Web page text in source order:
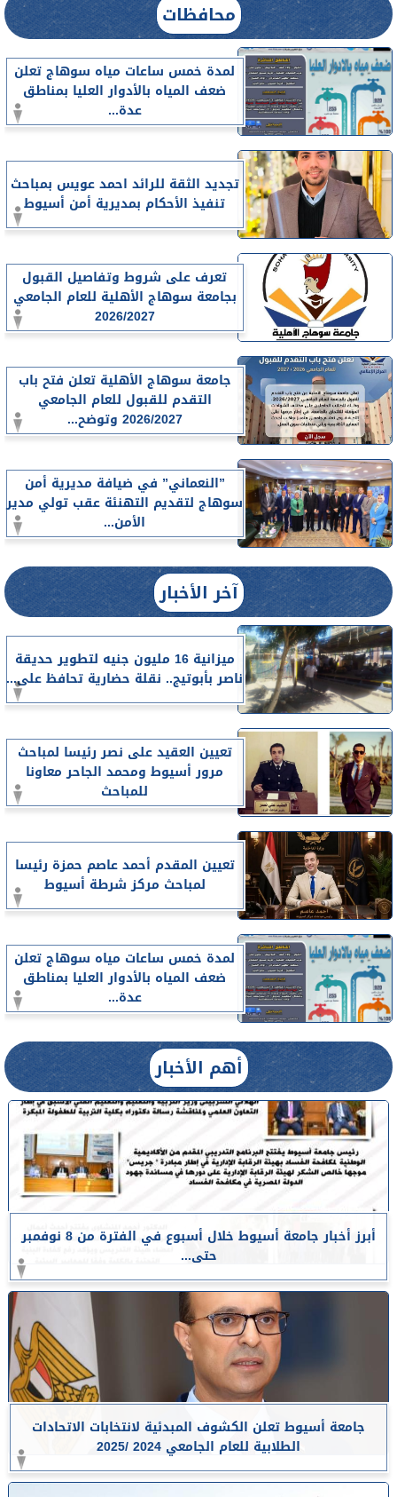
محافظات
لمدة خمس ساعات مياه سوهاج تعلن
ضعف المياه بالأدوار العليا بمناطق
عدة...
تجديد الثقة للرائد احمد عويس بمباحث
تنفيذ الأحكام بمديرية أمن أسيوط
تعرف على شروط وتفاصيل القبول
بجامعة سوهاج الأهلية للعام الجامعي
2026/2027
جامعة سوهاج الأهلية تعلن فتح باب
التقدم للقبول للعام الجامعي
2026/2027 وتوضح...
”النعماني” في ضيافة مديرية أمن
سوهاج لتقديم التهنئة عقب تولي مدير
الأمن...
آخر الأخبار
ميزانية 16 مليون جنيه لتطوير حديقة
ناصر بأبوتيج.. نقلة حضارية تحافظ على...
تعيين العقيد على نصر رئيسا لمباحث
مرور أسيوط ومحمد الجاحر معاونا
للمباحث
تعيين المقدم أحمد عاصم حمزة رئيسا
لمباحث مركز شرطة أسيوط
لمدة خمس ساعات مياه سوهاج تعلن
ضعف المياه بالأدوار العليا بمناطق
عدة...
أهم الأخبار
أبرز أخبار جامعة أسيوط خلال أسبوع في الفترة من 8 نوفمبر
حتى...
جامعة أسيوط تعلن الكشوف المبدئية لانتخابات الاتحادات
الطلابية للعام الجامعي 2024 /2025